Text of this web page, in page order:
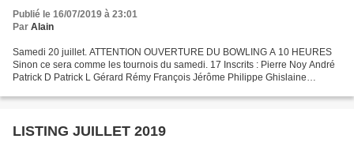
Publié le 16/07/2019 à 23:01
Par Alain
Samedi 20 juillet. ATTENTION OUVERTURE DU BOWLING A 10 HEURES
Sinon ce sera comme les tournois du samedi. 17 Inscrits : Pierre Noy André
Patrick D Patrick L Gérard Rémy François Jérôme Philippe Ghislaine
LISTING JUILLET 2019